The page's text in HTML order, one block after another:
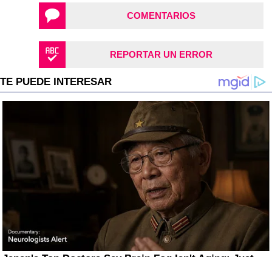
COMENTARIOS
REPORTAR UN ERROR